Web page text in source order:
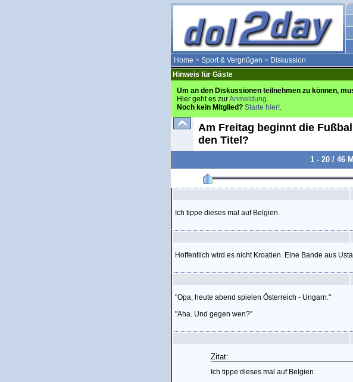
Home > Sport & Vergnügen > Diskussion
Hinweis für Gäste
Um an den Diskussionen teilnehmen zu können,
Hier geht es zurAnmeldung.
Noch kein Mitglied? Starte hier!.
Am Freitag beginnt die
den Titel?
1 - 20 / 46
Ich tippe dieses mal auf Belgien.
Hoffentlich wird es nicht Kroatien. Eine Bande aus
"Opa, heute abend spielen Österreich - Ungarn."
"Aha. Und gegen wen?"
Zitat:
Ich tippe dieses mal auf Belgien.